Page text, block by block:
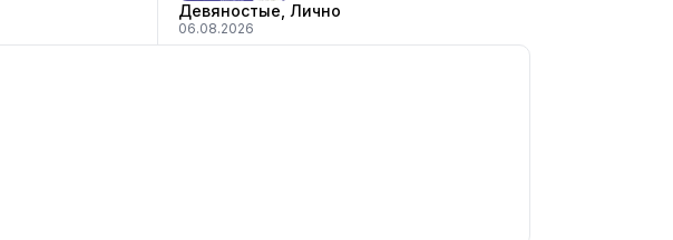
Девяностые, Лично
06.08.2026